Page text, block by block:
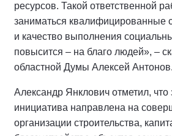
ресурсов. Такой ответственной
заниматься квалифицированные
и качество выполнения
повысится – на благо людей», –
областной Думы Алексей Антонов.
Александр Янклович отметил, что
инициатива направлена на
организации строительства,